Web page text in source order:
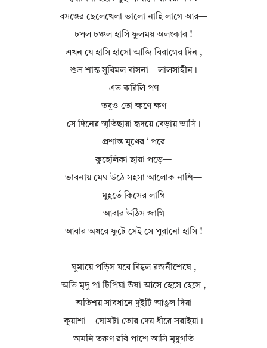
বসন্তের ছেলেখেলা ভালো নাহি লাগে আর—
চপল চঞ্চল হাসি ফুলময় অলংকার !
এখন যে হাসি হাসো আজি বিরাগের দিন ,
শুভ্র শান্ত সুবিমল বাসনা – লালসাহীন।
এত করিলি পণ
তবুও তো ক্ষণে ক্ষণ
সে দিনের স্মৃতিছায়া হৃদয়ে বেড়ায় ভাসি।
প্রশান্ত মুখের ‘ পরে
কুহেলিকা ছায়া পড়ে—
ভাবনায় মেঘ উঠে সহসা আলোক নাশি—
মুহূর্তে কিসের লাগি
আবার উঠিস জাগি
আবার অধরে ফুটে সেই সে পুরানো হাসি !
ঘুমায়ে পড়িস যবে বিহ্বল রজনীশেষে ,
অতি মৃদু পা টিপিয়া উষা আসে হেসে হেসে ,
অতিশয় সাবধানে দুইটি আঙুল দিয়া
কুয়াশা – ঘোমটা তোর দেয় ধীরে সরাইয়া।
অমনি তরুণ রবি পাশে আসি মৃদুগতি